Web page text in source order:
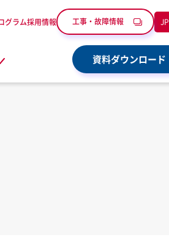
グラム採用情報 工事・故障情報 JP
資料ダウンロード